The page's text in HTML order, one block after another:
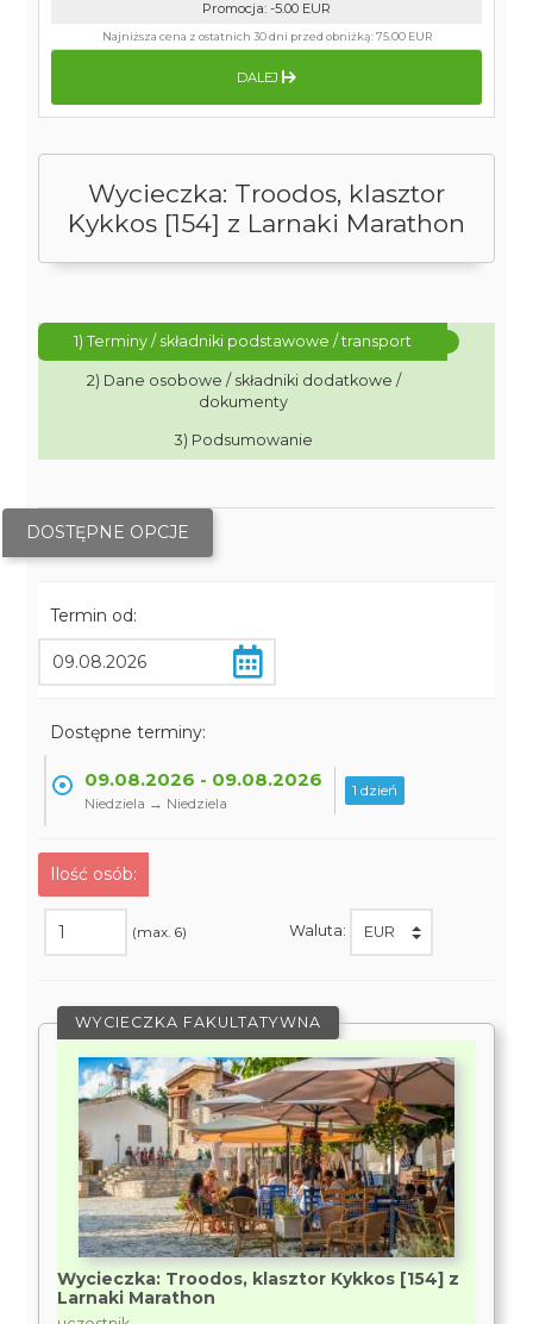
Wycieczka: Troodos, klasztor
Kykkos [154] z Larnaki Marathon
1) Terminy / składniki podstawowe / transport
2) Dane osobowe / składniki dodatkowe /
dokumenty
3) Podsumowanie
DOSTĘPNE OPCJE
Termin od:
Dostępne terminy:
09.08.2026 - 09.08.2026
Niedziela → Niedziela
1 dzień
Ilość osób:
(max. 6) Waluta:
WYCIECZKA FAKULTATYWNA
Wycieczka: Troodos, klasztor Kykkos [154] z
Larnaki Marathon
Promocja: -5.00 EUR
Najniższa cena z ostatnich 30 dni przed obniżką:75.00 EUR
DALEJ